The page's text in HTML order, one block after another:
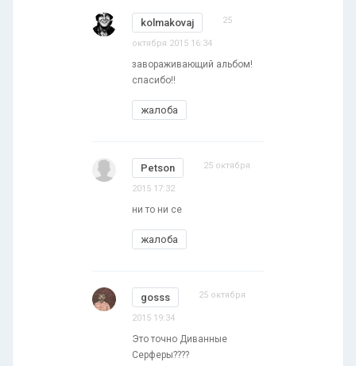
kolmakovaj 25
октября 2015 16:34
завораживающий альбом!
спасибо!!
жалоба
Petson 25 октября
2015 17:32
ни то ни се
жалоба
gosss 25 октября
2015 19:34
Это точно Диванные
Серферы????